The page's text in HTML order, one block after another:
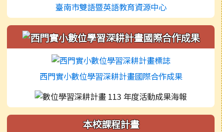
臺南市雙語暨英語教育資源中心
西門實小數位學習深耕計畫國際合作成果
本校課程計畫